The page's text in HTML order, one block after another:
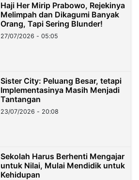
Haji Her Mirip Prabowo, Rejekinya
Melimpah dan Dikagumi Banyak
Orang, Tapi Sering Blunder!
27/07/2026 - 05:05
Sister City: Peluang Besar, tetapi
Implementasinya Masih Menjadi
Tantangan
23/07/2026 - 20:08
Sekolah Harus Berhenti Mengajar
untuk Nilai, Mulai Mendidik untuk
Kehidupan